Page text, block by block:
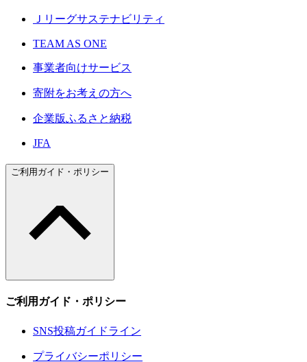
Ｊリーグサステナビリティ
TEAM AS ONE
事業者向けサービス
寄附をお考えの方へ
企業版ふるさと納税
JFA
ご利用ガイド・ポリシー
ご利用ガイド・ポリシー
SNS投稿ガイドライン
プライバシーポリシー